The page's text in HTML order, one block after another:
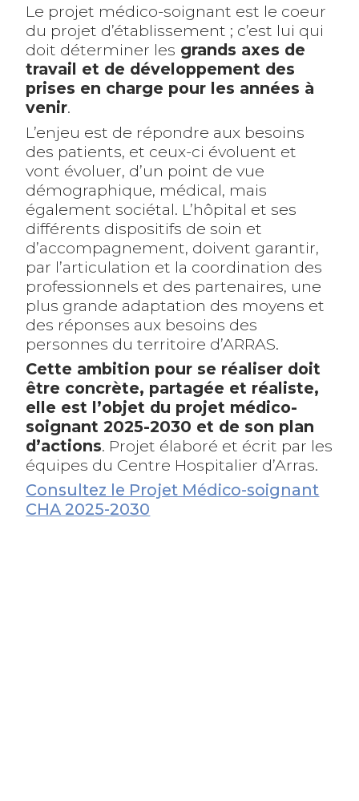
Le projet médico-soignant est le coeur
du projet d’établissement ; c’est lui qui
doit déterminer les grands axes de
travail et de développement des
prises en charge pour les années à
venir.
L’enjeu est de répondre aux besoins
des patients, et ceux-ci évoluent et
vont évoluer, d’un point de vue
démographique, médical, mais
également sociétal. L’hôpital et ses
différents dispositifs de soin et
d’accompagnement, doivent garantir,
par l’articulation et la coordination des
professionnels et des partenaires, une
plus grande adaptation des moyens et
des réponses aux besoins des
personnes du territoire d’ARRAS.
Cette ambition pour se réaliser doit
être concrète, partagée et réaliste,
elle est l’objet du projet médico-
soignant 2025-2030 et de son plan
d’actions. Projet élaboré et écrit par les
équipes du Centre Hospitalier d’Arras.
Consultez le Projet Médico-soignant
CHA 2025-2030